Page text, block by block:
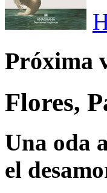
Próxima
Flores,
Una oda
el